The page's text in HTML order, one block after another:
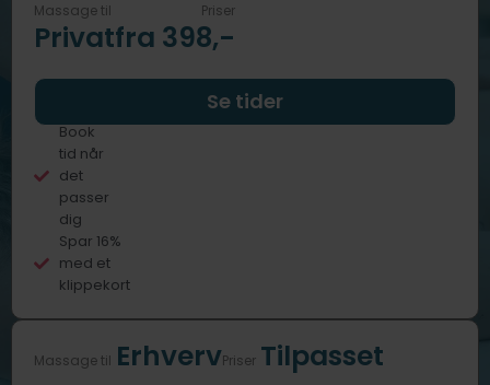
Massage til
Privat
Priser
fra 398,-
Book
tid når
det
passer
dig
Spar 16%
med et
klippekort
Se tider
Massage til ErhvervPriser Tilpasset